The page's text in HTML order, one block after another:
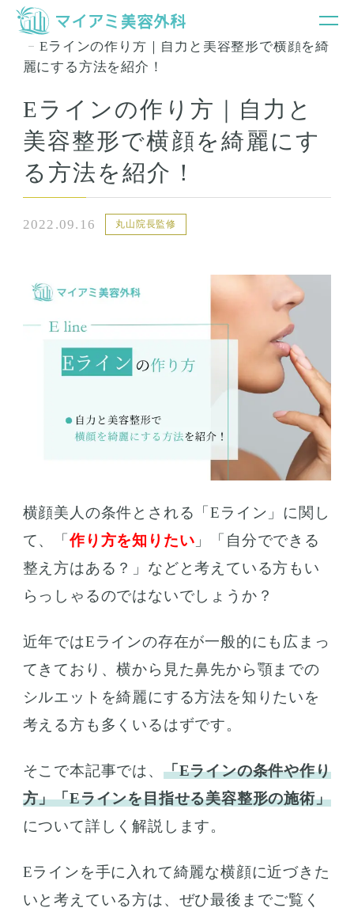
銀座マイアミ美容外科TOP
Eラインの作り方｜自力と美容整形で横顔を綺
麗にする方法を紹介！
Eラインの作り方｜自力と
美容整形で横顔を綺麗にす
る方法を紹介！
2022.09.16 丸山院長監修
横顔美人の条件とされる「Eライン」に関し
て、「作り方を知りたい 」「自分でできる
整え方はある？」などと考えている方もい
らっしゃるのではないでしょうか？
近年ではEラインの存在が一般的にも広まっ
てきており、横から見た鼻先から顎までの
シルエットを綺麗にする方法を知りたいを
考える方も多くいるはずです。
そこで本記事では、 「Eラインの条件や作り
方」「Eラインを目指せる美容整形の施術」
について詳しく解説します。
Eラインを手に入れて綺麗な横顔に近づきた
いと考えている方は、ぜひ最後までご覧く